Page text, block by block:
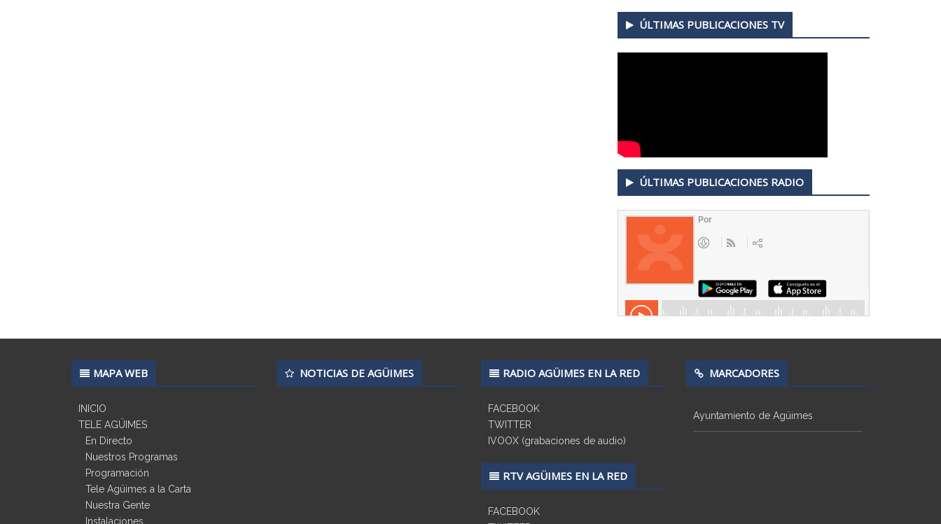
ÚLTIMAS PUBLICACIONES TV
ÚLTIMAS PUBLICACIONES RADIO
MAPA WEB
INICIO
TELE AGÜIMES
En Directo
Nuestros Programas
Programación
Tele Agüimes a la Carta
Nuestra Gente
Instalaciones
NOTICIAS DE AGÜIMES RADIO AGÜIMES EN LA RED
FACEBOOK
TWITTER
IVOOX (grabaciones de audio)
RTV AGÜIMES EN LA RED
FACEBOOK
MARCADORES
Ayuntamiento de Agüimes